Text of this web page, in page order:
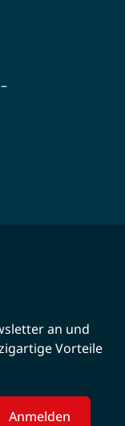
an und
Vorteile
Anmelden